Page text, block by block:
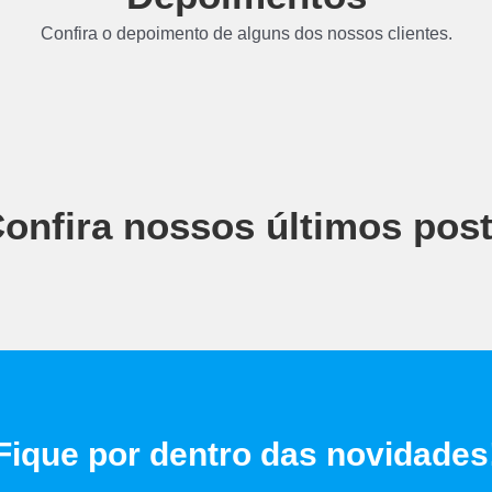
Confira o depoimento de alguns dos nossos clientes.
nossos últimos
por dentro das